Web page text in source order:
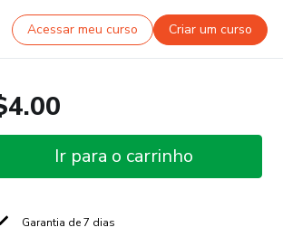
Acessar meu curso Criar um curso
Ir para o carrinho
Garantia de 7 dias